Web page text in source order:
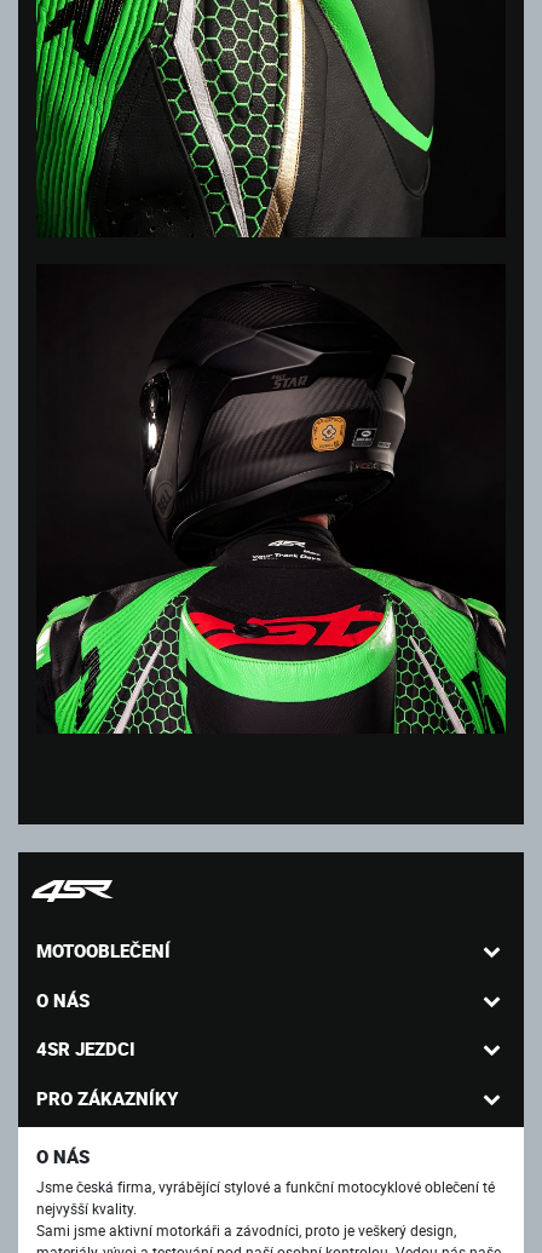
MOTOOBLEČENÍ
O NÁS
4SR JEZDCI
PRO ZÁKAZNÍKY
O NÁS
Jsme česká firma, vyrábějící stylové a funkční motocyklové oblečení té
nejvyšší kvality.
Sami jsme aktivní motorkáři a závodníci, proto je veškerý design,